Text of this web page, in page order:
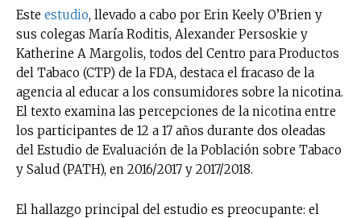
Este estudio, llevado a cabo por Erin Keely O’Brien y
sus colegas María Roditis, Alexander Persoskie y
Katherine A Margolis, todos del Centro para Productos
del Tabaco (CTP) de la FDA, destaca el fracaso de la
agencia al educar a los consumidores sobre la nicotina.
El texto examina las percepciones de la nicotina entre
los participantes de 12 a 17 años durante dos oleadas
del Estudio de Evaluación de la Población sobre Tabaco
y Salud (PATH), en 2016/2017 y 2017/2018.
El hallazgo principal del estudio es preocupante: el